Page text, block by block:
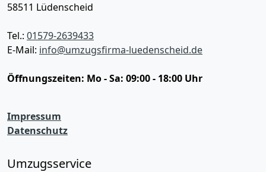
58511 Lüdenscheid
Tel.: 01579-2639433
E-Mail: info@umzugsfirma-luedenscheid.de
Öffnungszeiten: Mo - Sa: 09:00 - 18:00 Uhr
Impressum
Datenschutz
Umzugsservice